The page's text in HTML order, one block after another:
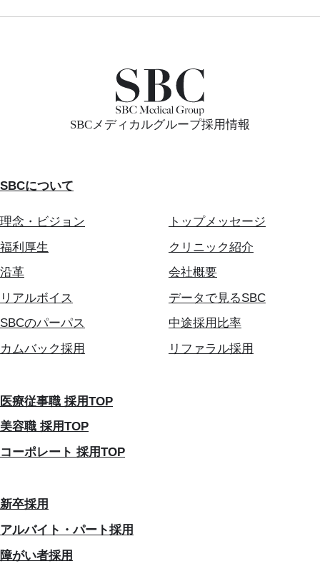
SBCメディカルグループ採用情報
SBCについて
理念・ビジョン
トップメッセージ
福利厚生
クリニック紹介
沿革
会社概要
リアルボイス
データで見るSBC
SBCのパーパス
中途採用比率
カムバック採用
リファラル採用
医療従事職 採用TOP
美容職 採用TOP
コーポレート 採用TOP
新卒採用
アルバイト・パート採用
障がい者採用